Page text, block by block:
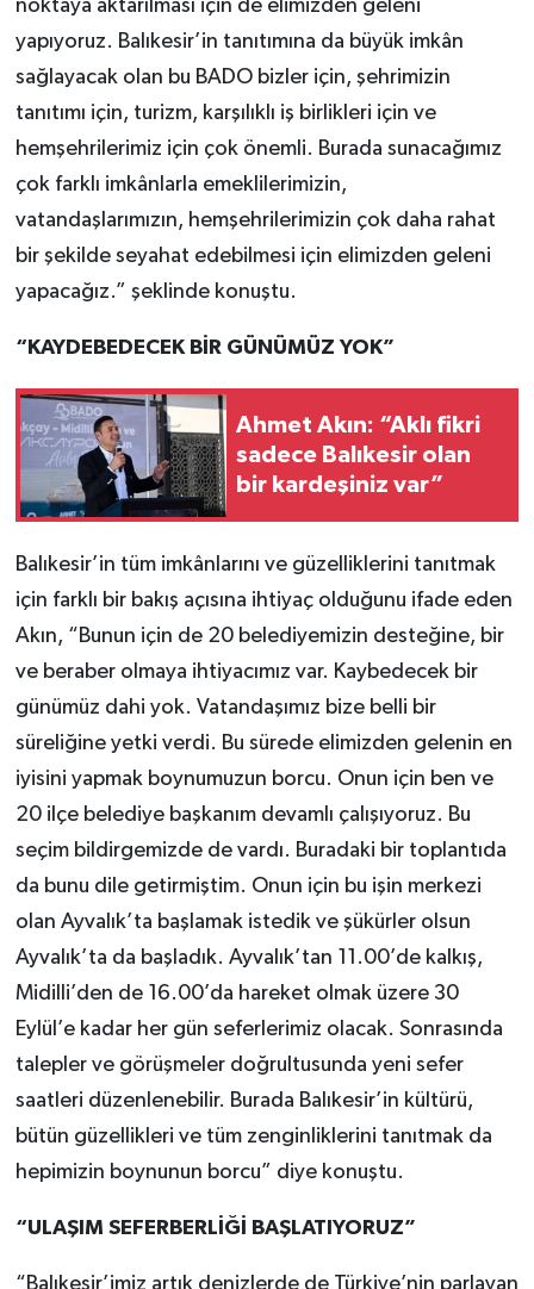
noktaya aktarılması için de elimizden geleni
yapıyoruz. Balıkesir’in tanıtımına da büyük imkân
sağlayacak olan bu BADO bizler için, şehrimizin
tanıtımı için, turizm, karşılıklı iş birlikleri için ve
hemşehrilerimiz için çok önemli. Burada sunacağımız
çok farklı imkânlarla emeklilerimizin,
vatandaşlarımızın, hemşehrilerimizin çok daha rahat
bir şekilde seyahat edebilmesi için elimizden geleni
yapacağız.” şeklinde konuştu.
“KAYDEBEDECEK BİR GÜNÜMÜZ YOK”
Ahmet Akın: “Aklı fikri
sadece Balıkesir olan
bir kardeşiniz var”
Balıkesir’in tüm imkânlarını ve güzelliklerini tanıtmak
için farklı bir bakış açısına ihtiyaç olduğunu ifade eden
Akın, “Bunun için de 20 belediyemizin desteğine, bir
ve beraber olmaya ihtiyacımız var. Kaybedecek bir
günümüz dahi yok. Vatandaşımız bize belli bir
süreliğine yetki verdi. Bu sürede elimizden gelenin en
iyisini yapmak boynumuzun borcu. Onun için ben ve
20 ilçe belediye başkanım devamlı çalışıyoruz. Bu
seçim bildirgemizde de vardı. Buradaki bir toplantıda
da bunu dile getirmiştim. Onun için bu işin merkezi
olan Ayvalık’ta başlamak istedik ve şükürler olsun
Ayvalık’ta da başladık. Ayvalık’tan 11.00’de kalkış,
Midilli’den de 16.00’da hareket olmak üzere 30
Eylül’e kadar her gün seferlerimiz olacak. Sonrasında
talepler ve görüşmeler doğrultusunda yeni sefer
saatleri düzenlenebilir. Burada Balıkesir’in kültürü,
bütün güzellikleri ve tüm zenginliklerini tanıtmak da
hepimizin boynunun borcu” diye konuştu.
“ULAŞIM SEFERBERLİĞİ BAŞLATIYORUZ”
“Balıkesir’imiz artık denizlerde de Türkiye’nin parlayan